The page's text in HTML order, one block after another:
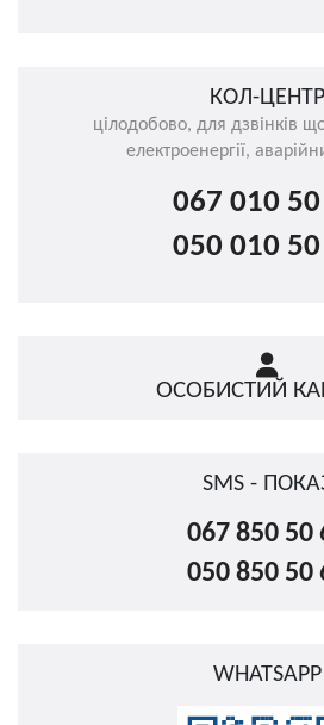
КОЛ-ЦЕНТР
цілодобово, для дзвінків
електроенергії,
067 010
050 010
ОСОБИСТИЙ
SMS -
067 850 50
050 850 50
WHATSAPP